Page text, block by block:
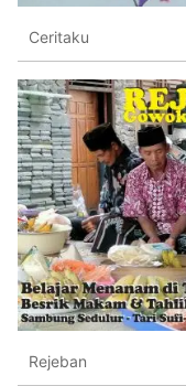
Ceritaku
Rejeban